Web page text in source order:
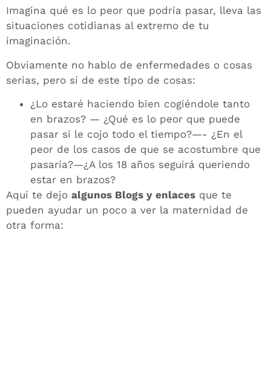
Imagina qué es lo peor que podría pasar, lleva las
situaciones cotidianas al extremo de tu
imaginación.
Obviamente no hablo de enfermedades o cosas
serias, pero sí de este tipo de cosas:
¿Lo estaré haciendo bien cogiéndole tanto
en brazos? — ¿Qué es lo peor que puede
pasar si le cojo todo el tiempo?—- ¿En el
peor de los casos de que se acostumbre que
pasaría?—¿A los 18 años seguirá queriendo
estar en brazos?
Aquí te dejo algunos Blogs y enlaces que te
pueden ayudar un poco a ver la maternidad de
otra forma: